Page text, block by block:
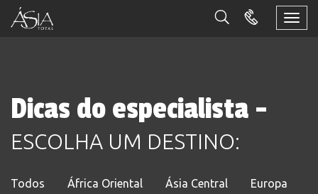
Dicas do especialista -
ESCOLHA UM DESTINO:
Todos África Oriental Ásia Central
Europa